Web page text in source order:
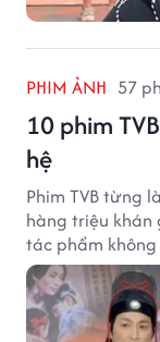
PHIM ẢNH 57
10 phim
hệ
Phim TVB từng
hàng triệu khán
tác phẩm
còn trở thành